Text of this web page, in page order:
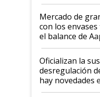
Mercado de
con los
el balance de
Posta
Oficializan la
desregulación
hay novedades
la hidrovía